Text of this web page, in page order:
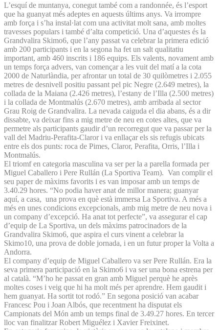
L’esquí de muntanya, conegut també com a randonnée, és l’esport
que ha guanyat més adeptes en aquests últims anys. Va irrompre
amb força i s’ha instal·lat com una activitat molt sana, amb moltes
travesses populars i també d’alta competició. Una d’aquestes és la
Grandvalira Skimo6, que l’any passat va celebrar la primera edició
amb 200 participants i en la segona ha fet un salt qualitatiu
important, amb 460 inscrits i 186 equips. Els valents, novament amb
un temps força advers, van començar a les vuit del matí a la cota
2000 de Naturlàndia, per afrontar un total de 30 quilòmetres i 2.055
metres de desnivell positiu passant pel pic Negre (2.649 metres), la
collada de la Maiana (2.426 metres), l’estany de l’Illa (2.500 metres)
i la collada de Montmalús (2.670 metres), amb arribada al sector
Grau Roig de Grandvalira. La nevada caiguda el dia abans, és a dir
dissabte, va deixar fins a mig metre de neu en cotes altes, que va
permetre als participants gaudir d’un recorregut que va passar per la
vall del Madriu-Perafita-Claror i va enllaçar els sis refugis ubicats
entre els dos punts: roca de Pimes, Claror, Perafita, Orris, l’Illa i
Montmalús.
El triomf en categoria masculina va ser per la a parella formada per
Miguel Caballero i Pere Rullán (La Sportiva Team). Van complir el
seu paper de màxims favorits i es van imposar amb un temps de
3.40.29 hores. “No podia haver anat de millor manera; guanyar
aquí, a casa, una prova en què està immersa La Sportiva. A més a
més en unes condicions excepcionals, amb mig metre de neu nova i
un company d’excepció. Ha anat tot perfecte”, va assegurar el cap
d’equip de La Sportiva, un dels màxims patrocinadors de la
Grandvalira Skimo6, que aspira el curs vinent a celebrar la
Skimo10, una prova de doble jornada, i en un futur proper la Volta a
Andorra.
El company d’equip de Miguel Caballero va ser Pere Rullán. Era la
seva primera participació en la Skimo6 i va ser una bona estrena per
al català. “M’ho he passat en gran amb Miguel perquè he après
moltes coses i veig que hi ha molt més per aprendre. Hem gaudit i
hem guanyat. Ha sortit tot rodó.” En segona posició van acabar
Francesc Pou i Joan Albós, que recentment ha disputat els
Campionats del Món amb un temps final de 3.49.27 hores. En tercer
lloc van finalitzar Robert Miguélez i Xavier Freixinet.